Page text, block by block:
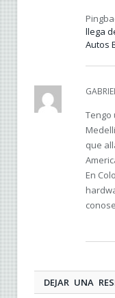
llega
Autos
Tengo
que
En
DEJAR UNA